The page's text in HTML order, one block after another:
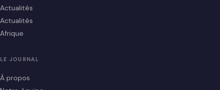
Actualités
Actualités
Afrique
LE JOURNAL
À propos